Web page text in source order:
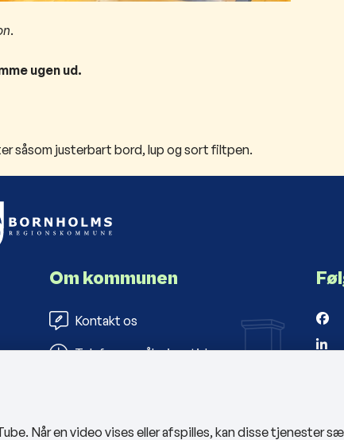
.
ugen ud.
såsom justerbart bord, lup og sort filtpen.
Om kommunen
Kontakt os
Telefon- og åbningstider
Når en video vises eller afspilles, kan disse tjenester